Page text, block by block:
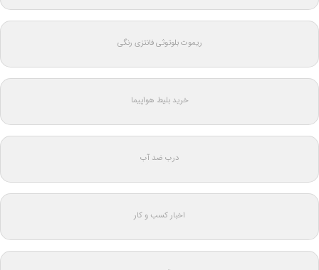
ریموت بلوتوثی فانتزی رنگی
خرید بلیط هواپیما
درب ضد آب
اخبار کسب و کار